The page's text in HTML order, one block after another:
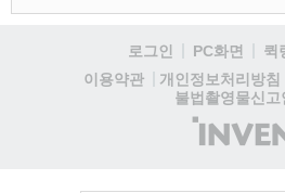
로그인 PC화면 퀵
이용약관
개인정보처리방침
불법촬영물신고
(주)
인